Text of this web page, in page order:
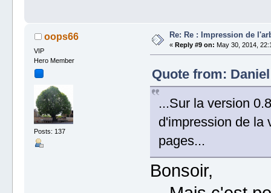
oops66
VIP
Hero Member
Posts: 137
Re: Re : Impression de
« Reply #9 on: May 30, 2014,
Quote from:
...Sur la version
d'impression de la
pages...
Bonsoir,